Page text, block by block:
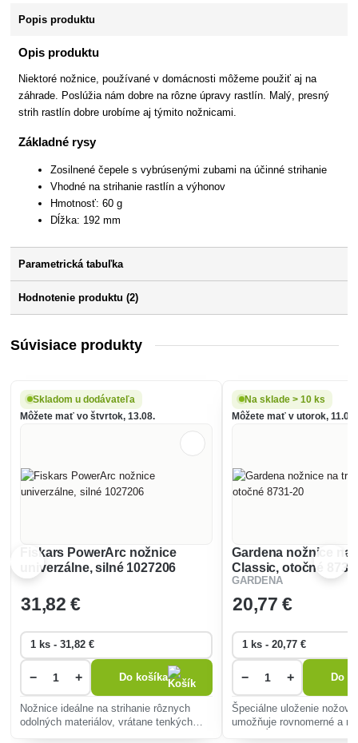
Popis produktu
Opis produktu
Niektoré nožnice, používané v domácnosti môžeme použiť aj na
záhrade. Poslúžia nám dobre na rôzne úpravy rastlín. Malý, presný
strih rastlín dobre urobíme aj týmito nožnicami.
Základné rysy
Zosilnené čepele s vybrúsenými zubami na účinné strihanie
Vhodné na strihanie rastlín a výhonov
Hmotnosť: 60 g
Dĺžka: 192 mm
Parametrická tabuľka
Hodnotenie produktu (2)
Súvisiace produkty
Skladom u dodávateľa
Môžete mať vo štvrtok, 13.08.
Fiskars PowerArc nožnice
univerzálne, silné 1027206
31,82 €
− + Do košíka
Nožnice ideálne na strihanie rôznych
odolných materiálov, vrátane tenkých
Na sklade > 10 ks
Môžete mať v utorok, 11.08.
Gardena nožnice na
Classic, otočné
GARDENA
20,77 €
− + Do
Špeciálne uloženie nožov
umožňuje rovnomerné a